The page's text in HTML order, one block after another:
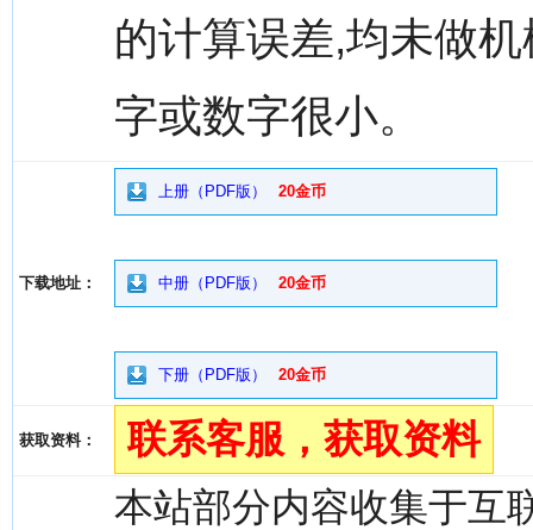
的计算误差,均未做
字或数字很小。
下载地址：
上册（PDF版） 20金币
中册（PDF版） 20金币
下册（PDF版） 20金币
获取资料： 联系客服，获取资料
本站部分内容收集于互